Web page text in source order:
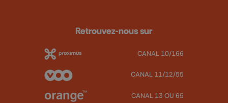
Retrouvez-nous sur
CANAL 10/166
CANAL 11/12/55
CANAL 13 OU 65